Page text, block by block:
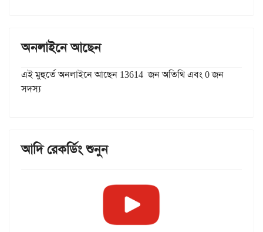
অনলাইনে আছেন
এই মুহুর্তে অনলাইনে আছেন 13614 জন অতিথি এবং 0 জন
সদস্য
আদি রেকর্ডিং শুনুন